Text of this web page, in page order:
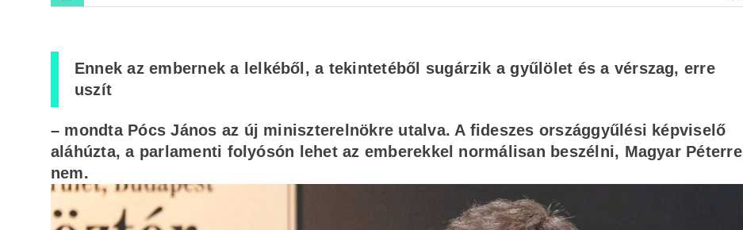
Ennek az embernek a lelkéből, a tekintetéből sugárzik a gyűlölet és a vérszag, erre
uszít
– mondta Pócs János az új miniszterelnökre utalva. A fideszes országgyűlési képviselő
aláhúzta, a parlamenti folyósón lehet az emberekkel normálisan beszélni, Magyar Péterrel
nem.